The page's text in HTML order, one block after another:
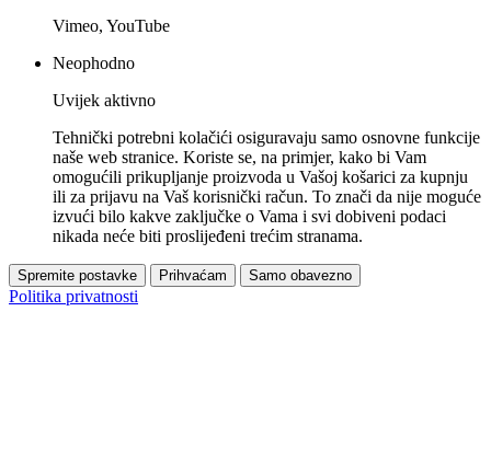
Vimeo, YouTube
Neophodno
Uvijek aktivno
Tehnički potrebni kolačići osiguravaju samo osnovne funkcije
naše web stranice. Koriste se, na primjer, kako bi Vam
omogućili prikupljanje proizvoda u Vašoj košarici za kupnju
ili za prijavu na Vaš korisnički račun. To znači da nije moguće
izvući bilo kakve zaključke o Vama i svi dobiveni podaci
nikada neće biti proslijeđeni trećim stranama.
Spremite postavke Prihvaćam Samo obavezno
Politika privatnosti